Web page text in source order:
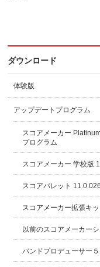
ダウンロード
体験版
アップデートプログラム
スコアメーカー
プログラム
スコアメーカー 学校版
スコアパレット
スコアメーカー拡張キ
以前のスコアメーカー
バンドプロデューサー